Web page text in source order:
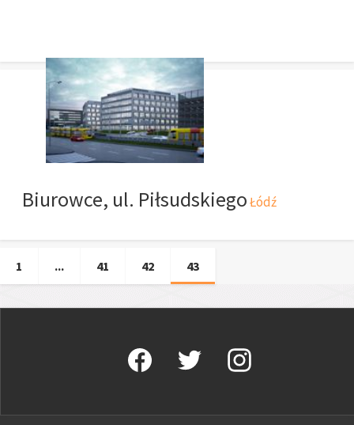
Biurowce, ul. PiłsudskiegoŁódź
1 ... 41 42 43